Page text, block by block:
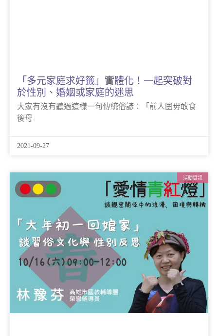
「多元家庭求好籤」實體化！一起突破對
於性別、婚姻或家庭的迷思
大家有沒有聽過這樣一句傳統俗諺：「前人囝毋敢食
後母
2021-09-27
活動資訊